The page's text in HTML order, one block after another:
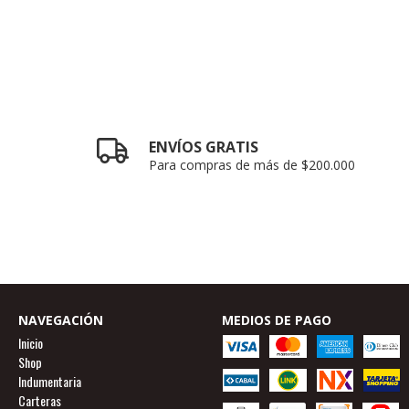
ENVÍOS GRATIS
Para compras de más de $200.000
NAVEGACIÓN
Inicio
Shop
Indumentaria
Carteras
MEDIOS DE PAGO